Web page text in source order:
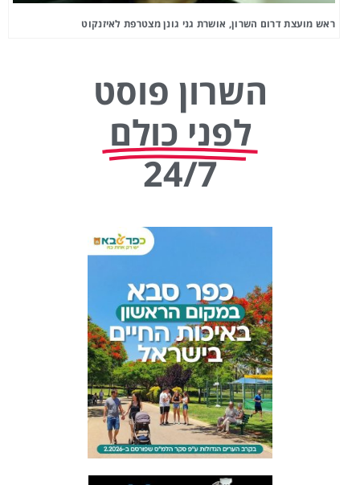
ראש מועצת דרום השרון, אושרת גני גונן מצטרפת לאיזנקוט
השרון פוסט
לפני כולם
24/7